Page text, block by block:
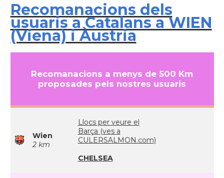
Recomanacions dels
usuaris a Catalans a WIEN
(Viena) i Àustria
Recomanacions a menys de 500 Km
proposades pels nostres usuaris
Wien
2 km
Llocs per veure el
Barça (ves a
CULERSALMON.com)
CHELSEA